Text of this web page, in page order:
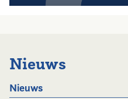
Nieuws
Nieuws